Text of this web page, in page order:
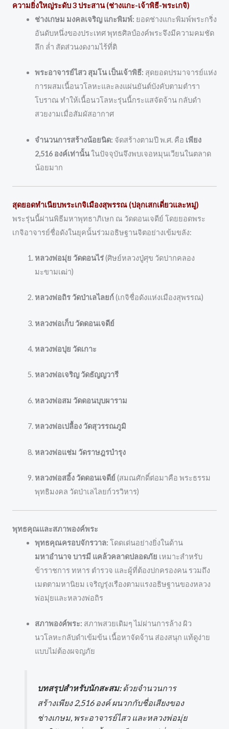
ความยิ่งใหญ่ระดับ 3 ประสาน (ช่างแกะ-เจ้าพิธี-พระเกจิ)
ช่างเกษม มงคลเจริญ แกะพิมพ์: ยอดช่างแกะพิมพ์พระกริ่ง
อันดับหนึ่งของประเทศ พุทธศิลป์องค์พระจึงมีความคมชัด
ลึก ล่ำ สัดส่วนงดงามไร้ที่ติ
พระอาจารย์ไสว สุมโน เป็นเจ้าพิธี: สุดยอดปรมาจารย์แห่ง
การผสมเนื้อนวโลหะและลงแผ่นยันต์บังคับตามตำรา
โบราณ ทำให้เนื้อนวโลหะรุ่นนี้กระแสจัดจ้าน กลับดำ
สวยงามเมื่อสัมผัสอากาศ
จำนวนการสร้างน้อยนิด: จัดสร้างตามปี พ.ศ. คือ เพียง
2,516 องค์เท่านั้นในปัจจุบันจึงพบเจอหมุนเวียนในตลาด
น้อยมาก
สุดยอดทำเนียบพระเกจิเมืองสุพรรณ (ปลุกเสกเดี่ยวและหมู่)
พระรุ่นนี้ผ่านพิธีมหาพุทธาภิเษก ณ วัดดอนเจดีย์ โดยยอดพระ
เกจิอาจารย์ชื่อดังในยุคนั้นร่วมอธิษฐานจิตอย่างเข้มขลัง:
หลวงพ่อมุ่ย วัดดอนไร่(ศิษย์หลวงปู่ศุข วัดปากคลอง
มะขามเฒ่า)
หลวงพ่อถิร วัดป่าเลไลยก์(เกจิชื่อดังแห่งเมืองสุพรรณ)
หลวงพ่อเก็บ วัดดอนเจดีย์
หลวงพ่อปุย วัดเกาะ
หลวงพ่อเจริญ วัดธัญญวารี
หลวงพ่อสม วัดดอนบุบผาราม
หลวงพ่อเปลื้อง วัดสุวรรณภูมิ
หลวงพ่อแช่ม วัดราษฎรบำรุง
หลวงพ่อสอิ้ง วัดดอนเจดีย์ (สมณศักดิ์ต่อมาคือ พระธรรม
พุทธิมงคล วัดป่าเลไลยก์วรวิหาร)
พุทธคุณและสภาพองค์พระ
พุทธคุณครอบจักรวาล: โดดเด่นอย่างยิ่งในด้าน
มหาอำนาจ บารมี แคล้วคลาดปลอดภัย เหมาะสำหรับ
ข้าราชการ ทหาร ตำรวจ และผู้ที่ต้องปกครองคน รวมถึง
เมตตามหานิยม เจริญรุ่งเรืองตามแรงอธิษฐานของหลวง
พ่อมุ่ยและหลวงพ่อถิร
สภาพองค์พระ: สภาพสวยเดิมๆ ไม่ผ่านการล้าง ผิว
นวโลหะกลับดำเข้มข้น เนื้อหาจัดจ้าน ส่องสนุก แท้ดูง่าย
แบบไม่ต้องผจญภัย
บทสรุปสำหรับนักสะสม:ด้วยจำนวนการ
สร้างเพียง 2,516 องค์ ผนวกกับชื่อเสียงของ
ช่างเกษม, พระอาจารย์ไสว และหลวงพ่อมุ่ย